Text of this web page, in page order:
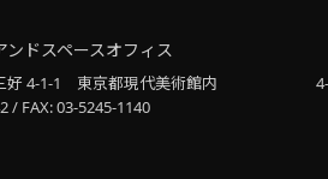
ンドスペースオフィス
好 4-1-1 東京都現代美術館内
/ FAX: 03-5245-1140